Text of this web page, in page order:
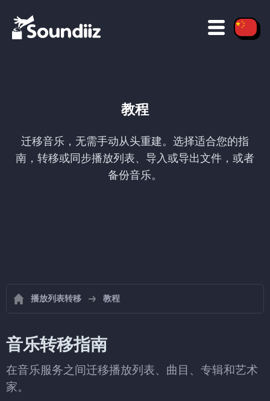
教程
迁移音乐，无需手动从头重建。选择适合您的指
南，转移或同步播放列表、导入或导出文件，或者
备份音乐。
播放列表转移 教程
音乐转移指南
在音乐服务之间迁移播放列表、曲目、专辑和艺术
家。